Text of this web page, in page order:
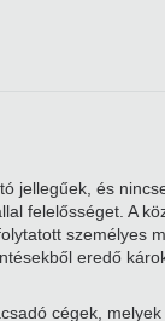
és
felelősséget. A
személyes
eredő
cégek,